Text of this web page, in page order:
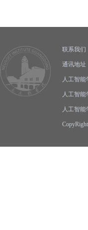
联系我们
通讯地址
人工智能
人工智能
人工智能